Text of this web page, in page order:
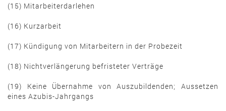
(15) Mitarbeiterdarlehen
(16) Kurzarbeit
(17) Kündigung von Mitarbeitern in der Probezeit
(18) Nichtverlängerung befristeter Verträge
(19) Keine Übernahme von Auszubildenden; Aussetzen
eines Azubis-Jahrgangs